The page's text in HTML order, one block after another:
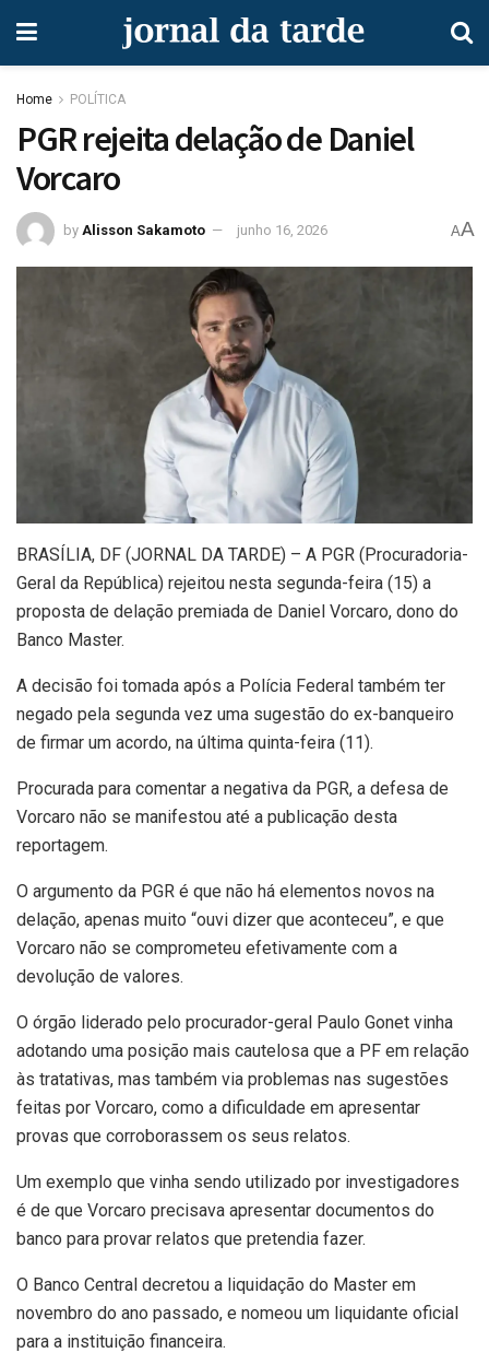
Home POLÍTICA
PGR rejeita delação de Daniel
Vorcaro
by Alisson Sakamoto junho 16, 2026 AA
BRASÍLIA, DF (JORNAL DA TARDE) – A PGR (Procuradoria-
Geral da República) rejeitou nesta segunda-feira (15) a
proposta de delação premiada de Daniel Vorcaro, dono do
Banco Master.
A decisão foi tomada após a Polícia Federal também ter
negado pela segunda vez uma sugestão do ex-banqueiro
de firmar um acordo, na última quinta-feira (11).
Procurada para comentar a negativa da PGR, a defesa de
Vorcaro não se manifestou até a publicação desta
reportagem.
O argumento da PGR é que não há elementos novos na
delação, apenas muito “ouvi dizer que aconteceu”, e que
Vorcaro não se comprometeu efetivamente com a
devolução de valores.
O órgão liderado pelo procurador-geral Paulo Gonet vinha
adotando uma posição mais cautelosa que a PF em relação
às tratativas, mas também via problemas nas sugestões
feitas por Vorcaro, como a dificuldade em apresentar
provas que corroborassem os seus relatos.
Um exemplo que vinha sendo utilizado por investigadores
é de que Vorcaro precisava apresentar documentos do
banco para provar relatos que pretendia fazer.
O Banco Central decretou a liquidação do Master em
novembro do ano passado, e nomeou um liquidante oficial
para a instituição financeira.